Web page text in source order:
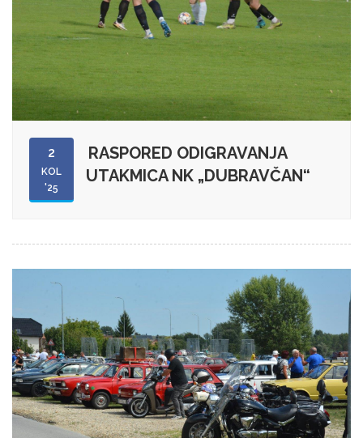
2
KOL
'25
RASPORED ODIGRAVANJA
UTAKMICA NK „DUBRAVČAN“